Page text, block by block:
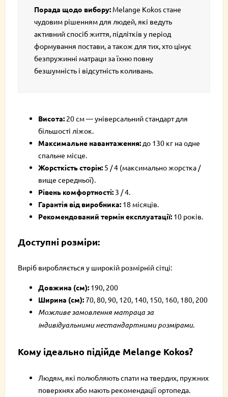
Порада щодо вибору: Melange Kokos стане
чудовим рішенням для людей, які ведуть
активний спосіб життя, підлітків у період
формування постави, а також для тих, хто цінує
безпружинні матраци за їхню повну
безшумність і відсутність коливань.
Висота: 20 см — універсальний стандарт для
більшості ліжок.
Максимальне навантаження: до 130 кг на одне
спальне місце.
Жорсткість сторін: 5 / 4 (максимально жорстка /
вище середньої).
Рівень комфортності: 3 / 4.
Гарантія від виробника: 18 місяців.
Рекомендований термін експлуатації: 10 років.
Доступні розміри:
Виріб виробляється у широкій розмірній сітці:
Довжина (см): 190, 200
Ширина (см):70, 80, 90, 120, 140, 150, 160, 180, 200
Можливе замовлення матраца за
індивідуальними нестандартними розмірами.
Кому ідеально підійде Melange Kokos?
Людям, які полюбляють спати на твердих, пружних
поверхнях або мають рекомендації ортопеда.